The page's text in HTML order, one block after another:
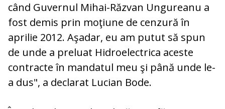
când Guvernul Mihai-Răzvan Ungureanu a
fost demis prin moţiune de cenzură în
aprilie 2012. Aşadar, eu am putut să spun
de unde a preluat Hidroelectrica aceste
contracte în mandatul meu şi până unde le-
a dus", a declarat Lucian Bode.